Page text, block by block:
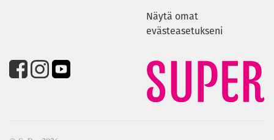
Näytä omat
evästeasetukseni